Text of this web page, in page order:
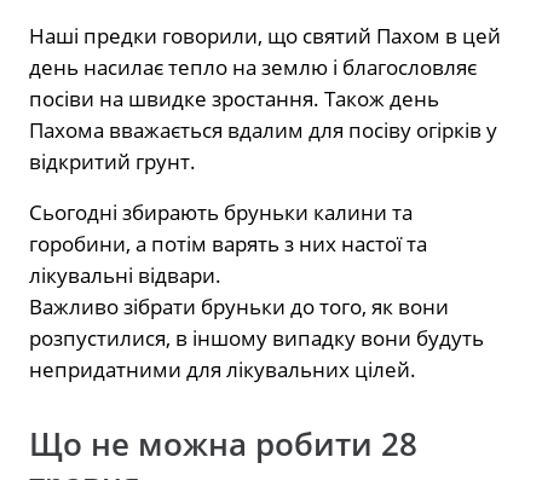
Наші предки говорили, що святий Пахом в цей
день насилає тепло на землю і благословляє
посіви на швидке зростання. Також день
Пахома вважається вдалим для посіву огірків у
відкритий грунт.
Сьогодні збирають бруньки калини та
горобини, а потім варять з них настої та
лікувальні відвари.
Важливо зібрати бруньки до того, як вони
розпустилися, в іншому випадку вони будуть
непридатними для лікувальних цілей.
Що не можна робити 28